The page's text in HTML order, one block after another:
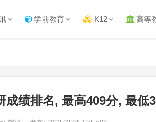
学前教育 K12 高等
成绩排名, 最高409分, 最低